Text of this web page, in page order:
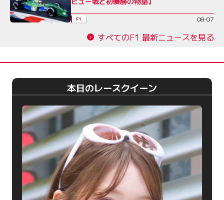
F1 08-07
すべてのF1 最新ニュースを見る
本日のレースクイーン